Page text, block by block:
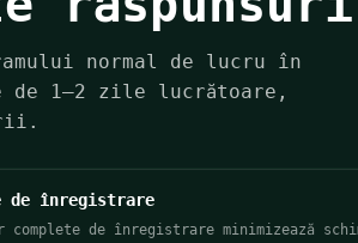
normal de lucru în
de 1–2 zile lucrătoare,
de înregistrare
de înregistrare minimizează